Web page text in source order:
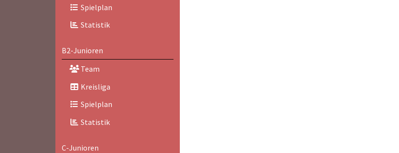
Spielplan
Statistik
B2-Junioren
Team
Kreisliga
Spielplan
Statistik
C-Junioren